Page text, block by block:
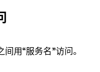
用“服务名”访问。